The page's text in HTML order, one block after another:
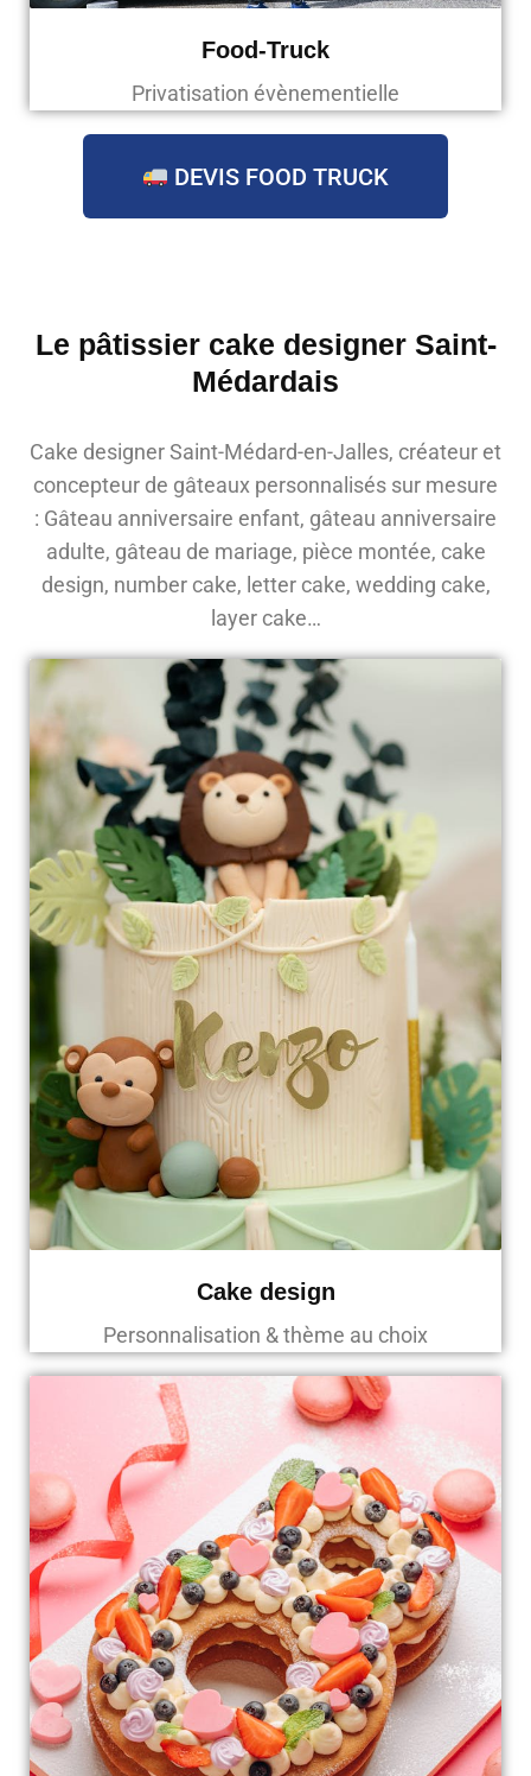
Food-Truck
Privatisation évènementielle
DEVIS FOOD TRUCK
Le pâtissier cake designer Saint-
Médardais
Cake designer Saint-Médard-en-Jalles, créateur et
concepteur de gâteaux personnalisés sur mesure
: Gâteau anniversaire enfant, gâteau anniversaire
adulte, gâteau de mariage, pièce montée, cake
design, number cake, letter cake, wedding cake,
layer cake…
Cake design
Personnalisation & thème au choix